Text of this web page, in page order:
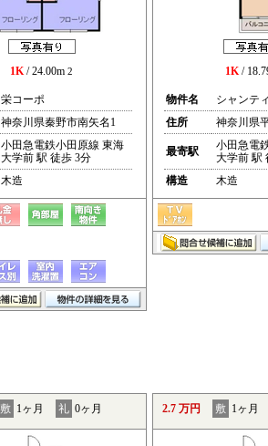
1K/ 24.00m 2
栄コーポ
神奈川県秦野市南矢名1
小田急電鉄小田原線 東海
大学前 駅 徒歩 3分
木造
1K/
物件名
シャンテ
住所
神奈川県
最寄駅
小田急電
大学前 駅
構造
木造
敷 1ヶ月 礼 0ヶ月 2.7 万円 敷 1ヶ月